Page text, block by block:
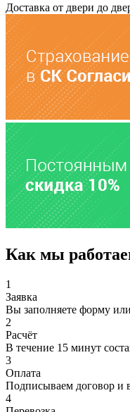
Доставка от двери до
Как мы
1
Заявка
Вы заполняете форму
2
Расчёт
В течение 15 минут
3
Оплата
Подписываем договор и
4